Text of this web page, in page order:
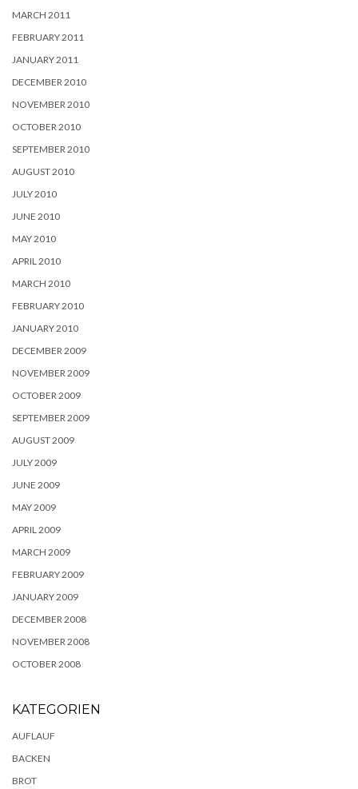
MARCH 2011
FEBRUARY 2011
JANUARY 2011
DECEMBER 2010
NOVEMBER 2010
OCTOBER 2010
SEPTEMBER 2010
AUGUST 2010
JULY 2010
JUNE 2010
MAY 2010
APRIL 2010
MARCH 2010
FEBRUARY 2010
JANUARY 2010
DECEMBER 2009
NOVEMBER 2009
OCTOBER 2009
SEPTEMBER 2009
AUGUST 2009
JULY 2009
JUNE 2009
MAY 2009
APRIL 2009
MARCH 2009
FEBRUARY 2009
JANUARY 2009
DECEMBER 2008
NOVEMBER 2008
OCTOBER 2008
KATEGORIEN
AUFLAUF
BACKEN
BROT